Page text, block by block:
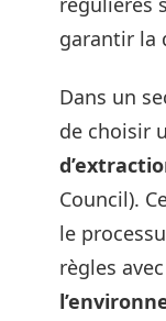
garantir la
Dans un
de choisir
Council).
le
règles